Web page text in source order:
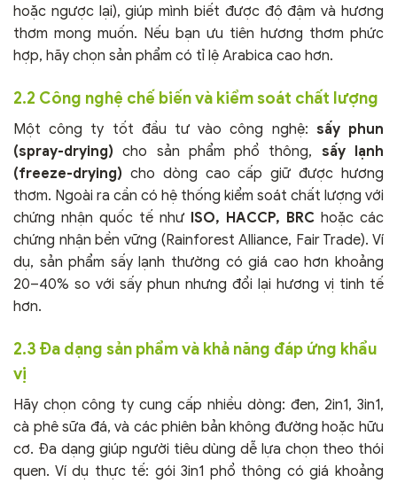
hoặc ngược lại), giúp mình biết được độ đậm và hương
thơm mong muốn. Nếu bạn ưu tiên hương thơm phức
hợp, hãy chọn sản phẩm có tỉ lệ Arabica cao hơn.
2.2 Công nghệ chế biến và kiểm soát chất lượng
Một công ty tốt đầu tư vào công nghệ: sấy phun
(spray-drying) cho sản phẩm phổ thông, sấy lạnh
(freeze-drying) cho dòng cao cấp giữ được hương
thơm. Ngoài ra cần có hệ thống kiểm soát chất lượng với
chứng nhận quốc tế như ISO, HACCP, BRC hoặc các
chứng nhận bền vững (Rainforest Alliance, Fair Trade). Ví
dụ, sản phẩm sấy lạnh thường có giá cao hơn khoảng
20–40% so với sấy phun nhưng đổi lại hương vị tinh tế
hơn.
2.3 Đa dạng sản phẩm và khả năng đáp ứng khẩu
vị
Hãy chọn công ty cung cấp nhiều dòng: đen, 2in1, 3in1,
cà phê sữa đá, và các phiên bản không đường hoặc hữu
cơ. Đa dạng giúp người tiêu dùng dễ lựa chọn theo thói
quen. Ví dụ thực tế: gói 3in1 phổ thông có giá khoảng